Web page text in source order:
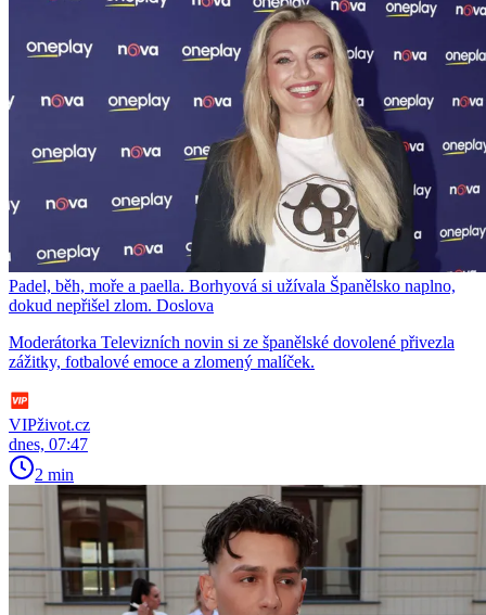
Padel, běh, moře a paella. Borhyová si užívala Španělsko naplno,
dokud nepřišel zlom. Doslova
Moderátorka Televizních novin si ze španělské dovolené přivezla
zážitky, fotbalové emoce a zlomený malíček.
VIPživot.cz
dnes, 07:47
2 min